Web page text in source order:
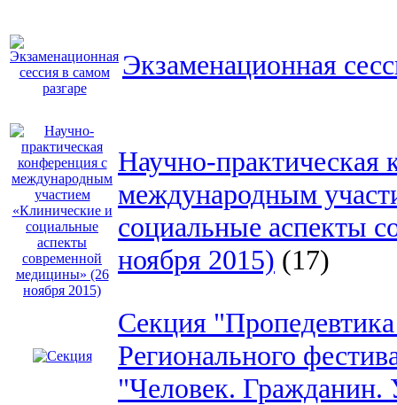
Экзаменационная
Научно-практическая
международным
социальные аспекты
ноября 2015) (17)
Секция
Регионального
"Человек.